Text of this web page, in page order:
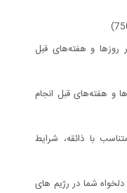
روزها و هفته‌های قبل
و هفته‌های قبل انجام
با ذائقه، شرایط
شما در رژیم های